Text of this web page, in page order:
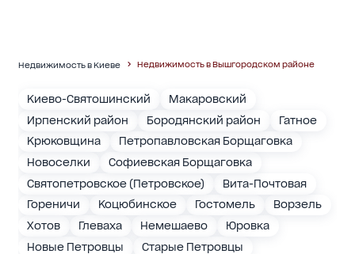
Недвижимость в Киеве Недвижимость в Вышгородском районе
Киево-Святошинский
Макаровский
Ирпенский район
Бородянский район
Гатное
Крюковщина
Петропавловская Борщаговка
Новоселки
Софиевская Борщаговка
Святопетровское (Петровское)
Вита-Почтовая
Гореничи
Коцюбинское Гостомель
Ворзель
Хотов
Глеваха Немешаево
Юровка
Новые Петровцы
Старые Петровцы